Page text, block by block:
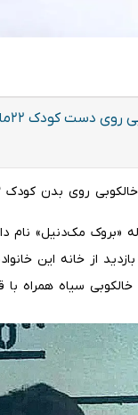
زنی
کودک ۲۲ماهه‌اش بازداشت کردند.
پلیس ایالتی کنتاکی، این زن ۲۷
از خانه این
سیاه همراه با